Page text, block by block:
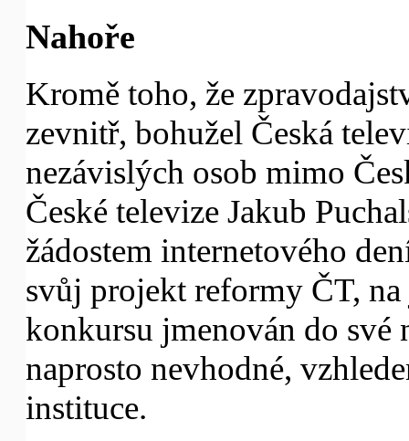
Nahoře
Kromě toho, že
zevnitř, bohužel Česká
nezávislých osob mimo
České televize Jakub
žádostem internetového
svůj projekt reformy ČT,
konkursu jmenován do své
naprosto nevhodné,
instituce.